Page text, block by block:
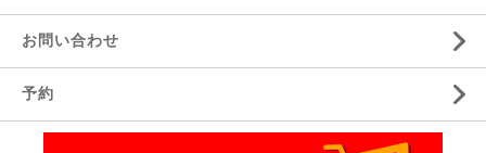
お問い合わせ
予約